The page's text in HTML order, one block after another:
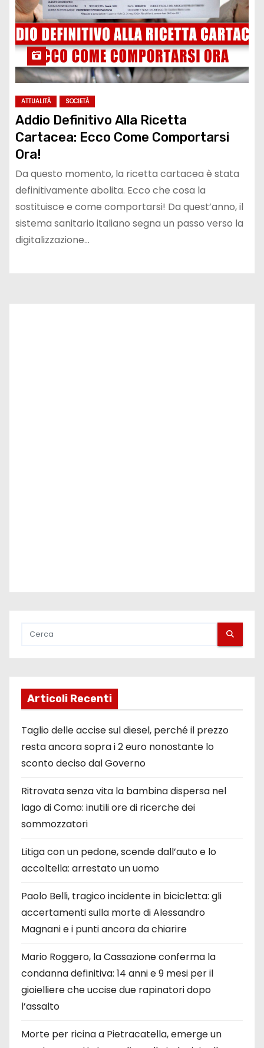
ATTUALITÀ SOCIETÀ
Addio Definitivo Alla Ricetta
Cartacea: Ecco Come Comportarsi
Ora!
Da questo momento, la ricetta cartacea è stata
definitivamente abolita. Ecco che cosa la
sostituisce e come comportarsi! Da quest’anno, il
sistema sanitario italiano segna un passo verso la
digitalizzazione…
Articoli Recenti
Taglio delle accise sul diesel, perché il prezzo
resta ancora sopra i 2 euro nonostante lo
sconto deciso dal Governo
Ritrovata senza vita la bambina dispersa nel
lago di Como: inutili ore di ricerche dei
sommozzatori
Litiga con un pedone, scende dall’auto e lo
accoltella: arrestato un uomo
Paolo Belli, tragico incidente in bicicletta: gli
accertamenti sulla morte di Alessandro
Magnani e i punti ancora da chiarire
Mario Roggero, la Cassazione conferma la
condanna definitiva: 14 anni e 9 mesi per il
gioielliere che uccise due rapinatori dopo
l’assalto
Morte per ricina a Pietracatella, emerge un